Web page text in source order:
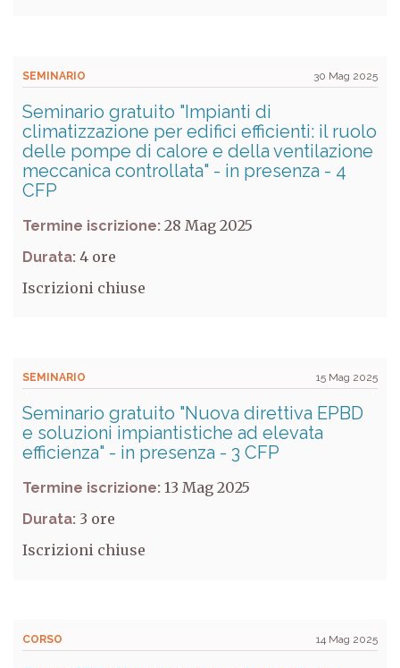
SEMINARIO 30 Mag 2025
Seminario gratuito "Impianti di
climatizzazione per edifici efficienti: il ruolo
delle pompe di calore e della ventilazione
meccanica controllata" - in presenza - 4
CFP
Termine iscrizione: 28 Mag 2025
Durata: 4
Iscrizioni chiuse
SEMINARIO 15 Mag 2025
Seminario gratuito "Nuova direttiva EPBD
e soluzioni impiantistiche ad elevata
efficienza" - in presenza - 3 CFP
Termine iscrizione: 13 Mag 2025
Durata: 3
Iscrizioni chiuse
CORSO 14 Mag 2025